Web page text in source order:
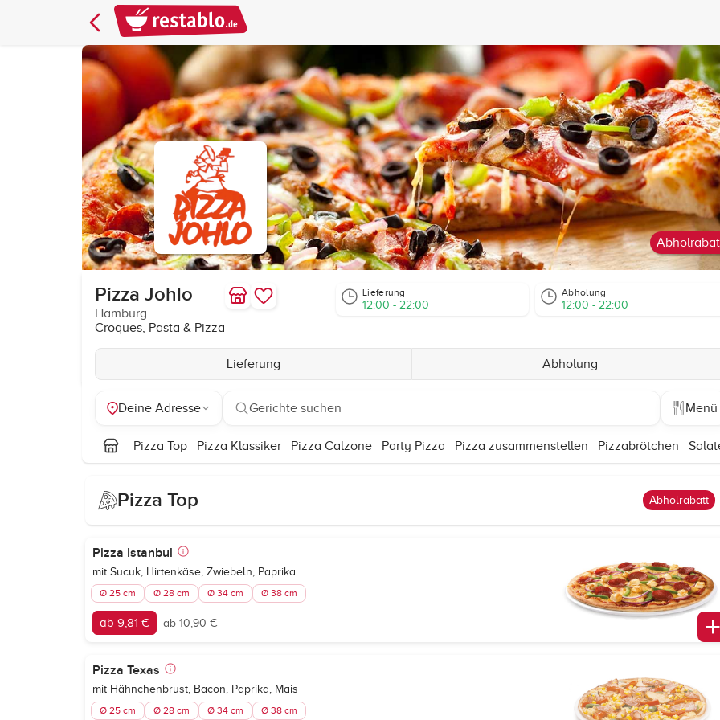
Pizza Johlo
Hamburg
Croques, Pasta & Pizza
Lieferung
12:00 - 22:00
Abholung
12:00 - 22:00
Lieferung Abholung
Deine Adresse Gerichte suchen Menü
Pizza Top Pizza Klassiker Pizza Calzone Party Pizza Pizza zusammenstellen Pizzabrötchen
Pizza Top Abholrabatt
Pizza Istanbul
mit Sucuk, Hirtenkäse, Zwiebeln, Paprika
Ø 25 cm Ø 28 cm Ø 34 cm Ø 38 cm
ab 9,81 € ab 10,90 €
Pizza Texas
mit Hähnchenbrust, Bacon, Paprika, Mais
Ø 25 cm Ø 28 cm Ø 34 cm Ø 38 cm